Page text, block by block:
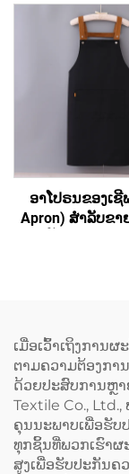
ມີກະເປົາ
ອາໂປຣນຂອງເຊີ
Apron) ສຳລັບຂາ
ມີຂະໜາດຍາ
(Extended) ປະກ
ແຜ່ນ (Canvas) ສີ
ສີເຂັ້ມຄືສີກາເຟ
Coffee) ແລະ ມີ
ຂະໜາດໄດ້
ເມື່ອເວົ້າເຖິງການ
ຕາມຄວາມຕ້ອງກາ
ດ້ວຍປະສົບການຫຼາ
Textile Co.,
ຄຸນນະພາບເພື່ອຮັບ
ທຸກຊິ້ນທີ່ພວກເຮົາ
ສູງເພື່ອຮັບປະກັນຄ